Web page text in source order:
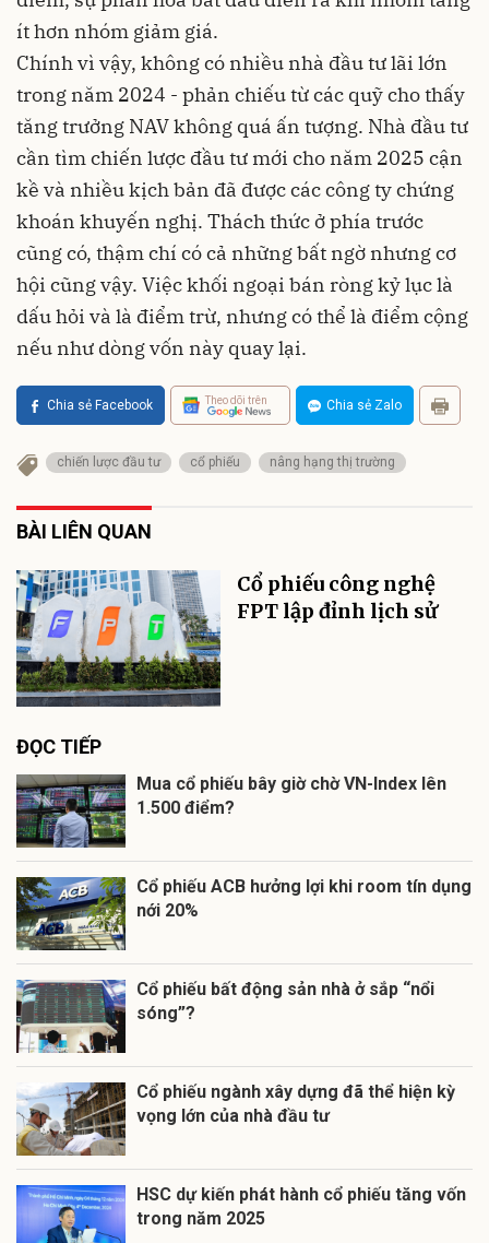
ít hơn nhóm giảm giá.
Chính vì vậy, không có nhiều nhà đầu tư lãi lớn
trong năm 2024 - phản chiếu từ các quỹ cho thấy
tăng trưởng NAV không quá ấn tượng. Nhà đầu tư
cần tìm chiến lược đầu tư mới cho năm 2025 cận
kề và nhiều kịch bản đã được các công ty chứng
khoán khuyến nghị. Thách thức ở phía trước
cũng có, thậm chí có cả những bất ngờ nhưng cơ
hội cũng vậy. Việc khối ngoại bán ròng kỷ lục là
dấu hỏi và là điểm trừ, nhưng có thể là điểm cộng
nếu như dòng vốn này quay lại.
Chia sẻ Facebook Theo dõi trên Chia sẻ Zalo
chiến lược đầu tư cổ phiếu nâng hạng thị trường
BÀI LIÊN QUAN
Cổ phiếu công nghệ
FPT lập đỉnh lịch sử
ĐỌC TIẾP
Mua cổ phiếu bây giờ chờ VN-Index lên
1.500 điểm?
Cổ phiếu ACB hưởng lợi khi room tín dụng
nới 20%
Cổ phiếu bất động sản nhà ở sắp “nổi
sóng”?
Cổ phiếu ngành xây dựng đã thể hiện kỳ
vọng lớn của nhà đầu tư
HSC dự kiến phát hành cổ phiếu tăng vốn
trong năm 2025